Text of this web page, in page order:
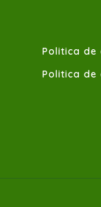
Politica
Politica de